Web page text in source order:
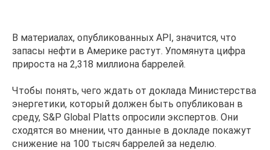
В материалах, опубликованных API, значится, что
запасы нефти в Америке растут. Упомянута цифра
прироста на 2,318 миллиона баррелей.
Чтобы понять, чего ждать от доклада Министерства
энергетики, который должен быть опубликован в
среду, S&P Global Platts опросили экспертов. Они
сходятся во мнении, что данные в докладе покажут
снижение на 100 тысяч баррелей за неделю.